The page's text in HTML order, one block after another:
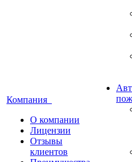
Компания
О компании
Лицензии
Отзывы
клиентов